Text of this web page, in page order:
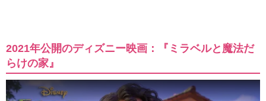
2021年公開のディズニー映画：『ミラベルと魔法だ
らけの家』